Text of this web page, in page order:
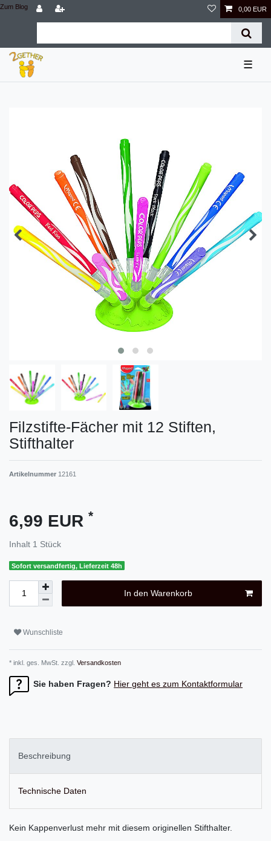
Zum Blog 0,00 EUR
☰
Filzstifte-Fächer mit 12 Stiften,
Stifthalter
Artikelnummer 12161
6,99 EUR *
Inhalt 1 Stück
Sofort versandfertig, Lieferzeit 48h
In den Warenkorb
Wunschliste
* inkl. ges. MwSt. zzgl. Versandkosten
Sie haben Fragen? Hier geht es zum Kontaktformular
Beschreibung
Technische Daten
Kein Kappenverlust mehr mit diesem originellen Stifthalter.